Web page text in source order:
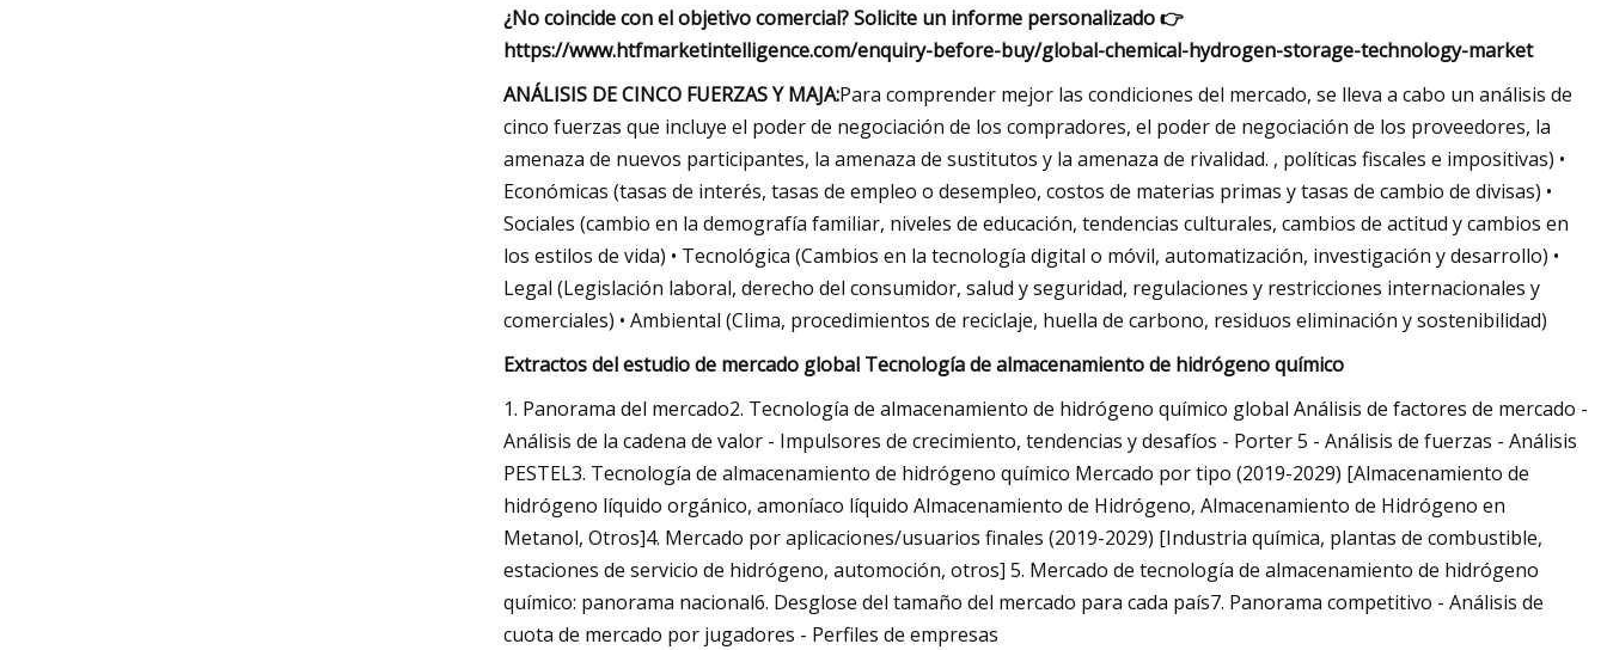
¿No coincide con el objetivo comercial? Solicite un informe personalizado 👉
https://www.htfmarketintelligence.com/enquiry-before-buy/global-chemical-hydrogen-storage-technology-market
ANÁLISIS DE CINCO FUERZAS Y MAJA:Para comprender mejor las condiciones del mercado, se lleva a cabo un análisis de
cinco fuerzas que incluye el poder de negociación de los compradores, el poder de negociación de los proveedores, la
amenaza de nuevos participantes, la amenaza de sustitutos y la amenaza de rivalidad. , políticas fiscales e impositivas) •
Económicas (tasas de interés, tasas de empleo o desempleo, costos de materias primas y tasas de cambio de divisas) •
Sociales (cambio en la demografía familiar, niveles de educación, tendencias culturales, cambios de actitud y cambios en
los estilos de vida) • Tecnológica (Cambios en la tecnología digital o móvil, automatización, investigación y desarrollo) •
Legal (Legislación laboral, derecho del consumidor, salud y seguridad, regulaciones y restricciones internacionales y
comerciales) • Ambiental (Clima, procedimientos de reciclaje, huella de carbono, residuos eliminación y sostenibilidad)
Extractos del estudio de mercado global Tecnología de almacenamiento de hidrógeno químico
1. Panorama del mercado2. Tecnología de almacenamiento de hidrógeno químico global Análisis de factores de mercado -
Análisis de la cadena de valor - Impulsores de crecimiento, tendencias y desafíos - Porter 5 - Análisis de fuerzas - Análisis
PESTEL3. Tecnología de almacenamiento de hidrógeno químico Mercado por tipo (2019-2029) [Almacenamiento de
hidrógeno líquido orgánico, amoníaco líquido Almacenamiento de Hidrógeno, Almacenamiento de Hidrógeno en
Metanol, Otros]4. Mercado por aplicaciones/usuarios finales (2019-2029) [Industria química, plantas de combustible,
estaciones de servicio de hidrógeno, automoción, otros] 5. Mercado de tecnología de almacenamiento de hidrógeno
químico: panorama nacional6. Desglose del tamaño del mercado para cada país7. Panorama competitivo - Análisis de
cuota de mercado por jugadores - Perfiles de empresas